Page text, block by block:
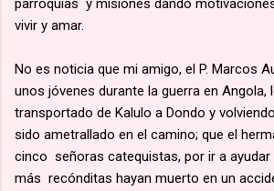
parroquias y misiones dando
vivir y amar.
No es noticia que mi amigo, el P. Marcos
unos jóvenes durante la guerra en Angola,
transportado de Kalulo a Dondo y
sido ametrallado en el camino; que el
cinco señoras catequistas, por ir a ayudar
más recónditas hayan muerto en un